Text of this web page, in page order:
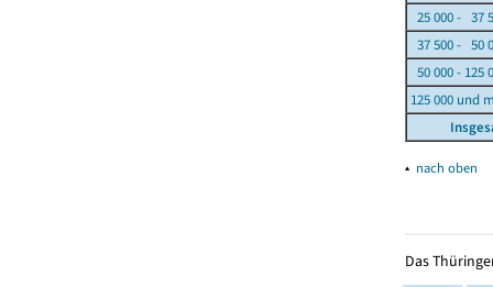
25 000 - 37
37 500 - 50
50 000 - 125
125 000 und
▴ nach oben
Das